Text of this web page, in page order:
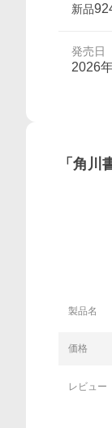
新品
発売日
2026
「 角川
製品名
価格
レビュー